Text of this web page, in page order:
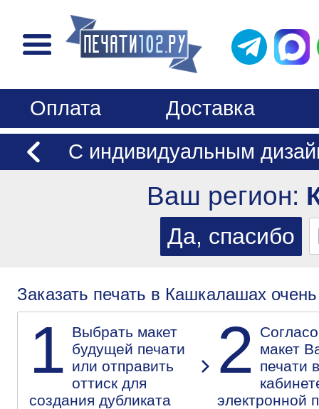
Оплата
Доставка
С индивидуальным
Ваш регион:
Заказать печать в Кашкалашах
1 Выбрать макет
будущей печати
или отправить
оттиск для
создания дубликата
2
макет
печати
электронной